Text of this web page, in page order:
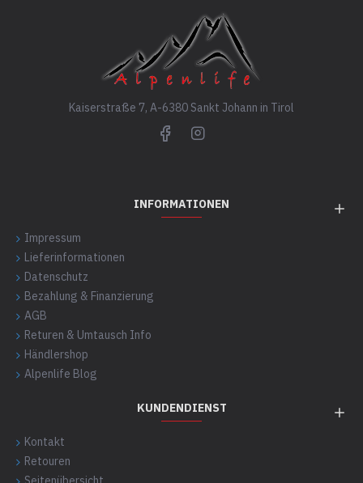
Kaiserstraße 7, A-6380 Sankt Johann in Tirol
INFORMATIONEN
Impressum
Lieferinformationen
Datenschutz
Bezahlung & Finanzierung
AGB
Returen & Umtausch Info
Händlershop
Alpenlife Blog
KUNDENDIENST
Kontakt
Retouren